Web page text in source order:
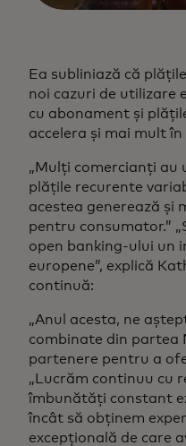
Ea subliniază că
noi cazuri de utilizare
cu abonament și
accelera și mai mult în
„Mulți comercianți au
plățile recurente
acestea generează și
pentru consumator.”
open banking-ului un
europene”, explică
continuă:
„Anul acesta, ne
combinate din partea
partenere pentru a
„Lucrăm continuu cu
îmbunătăți constant
încât să obținem
excepțională de care